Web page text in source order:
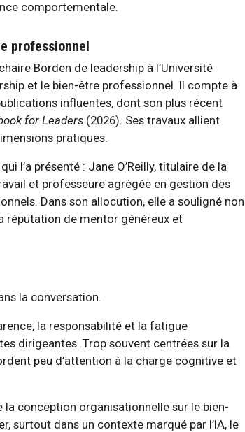
comportementale.
professionnel
Borden de leadership à l’Université
et le bien-être professionnel. Il compte à
influentes, dont son plus récent
for Leaders (2026). Ses travaux allient
pratiques.
l’a présenté : Jane O’Reilly, titulaire de la
et professeure agrégée en gestion des
Dans son allocution, elle a souligné non
réputation de mentor généreux et
la conversation.
la responsabilité et la fatigue
dirigeantes. Trop souvent centrées sur la
peu d’attention à la charge cognitive et
la conception organisationnelle sur le bien-
surtout dans un contexte marqué par l’IA, le